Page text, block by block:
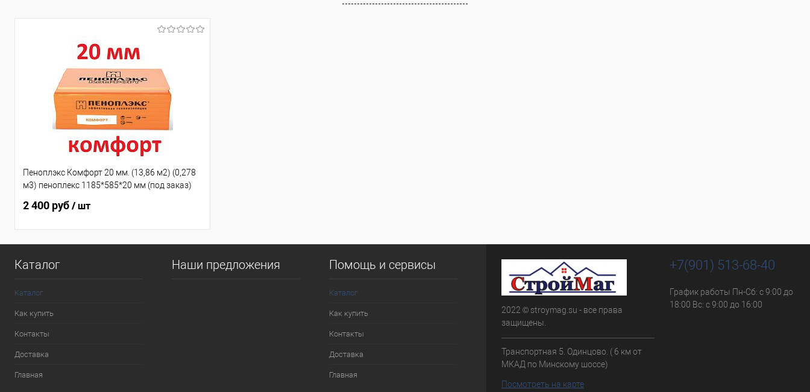
Пеноплэкс Комфорт 20 мм. (13,86 м2) (0,278
м3) пеноплекс 1185*585*20 мм (под заказ)
2 400 руб/ шт
Каталог
Каталог
Как купить
Контакты
Доставка
Главная
Наши предложения Помощь и сервисы
Каталог
Как купить
Контакты
Доставка
Главная
2022 © stroymag.su - все права
защищены.
Транспортная 5. Одинцово. ( 6 км от
МКАД по Минскому шоссе)
Посмотреть на карте
+7(901) 513-68-40
График работы Пн-Сб: с 9:00 до
18:00 Вс: с 9:00 до 16:00